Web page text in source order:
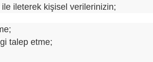
ileterek kişisel verilerinizin;
talep etme;